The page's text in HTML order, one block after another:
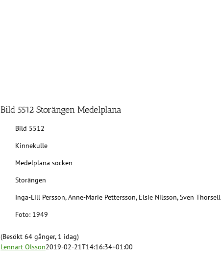
Bild 5512 Storängen Medelplana
Bild 5512
Kinnekulle
Medelplana socken
Storängen
Inga-Lill Persson, Anne-Marie Pettersson, Elsie Nilsson, Sven Thorsell
Foto: 1949
(Besökt 64 gånger, 1 idag)
Lennart Olsson2019-02-21T14:16:34+01:00